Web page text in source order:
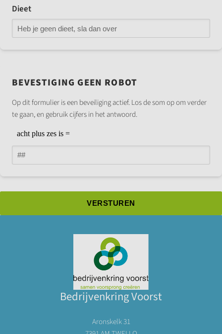
Dieet
BEVESTIGING GEEN ROBOT
Op dit formulier is een beveiliging actief. Los de som op om verder
te gaan, en gebruik cijfers in het antwoord.
Bedrijvenkring Voorst
Aronskelk 31